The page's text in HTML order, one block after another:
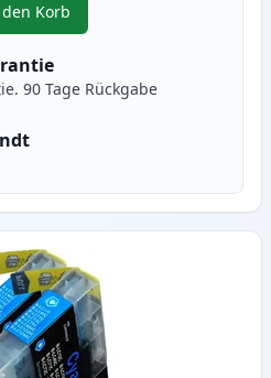
um anzupassen
Korb
, 2 stück Brother LC1240BK
90 Tage Rückgabe